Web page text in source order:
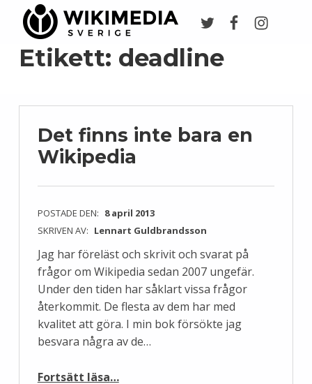
Etikett: deadline
Det finns inte bara en
Wikipedia
POSTADE DEN: 8 april 2013
SKRIVEN AV: Lennart Guldbrandsson
Jag har föreläst och skrivit och svarat på
frågor om Wikipedia sedan 2007 ungefär.
Under den tiden har såklart vissa frågor
återkommit. De flesta av dem har med
kvalitet att göra. I min bok försökte jag
besvara några av de…
Fortsätt läsa…